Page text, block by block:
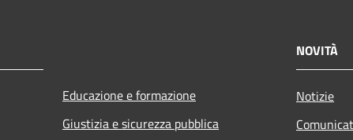
Educazione e formazione
Giustizia e sicurezza pubblica
NOVITÀ
Notizie